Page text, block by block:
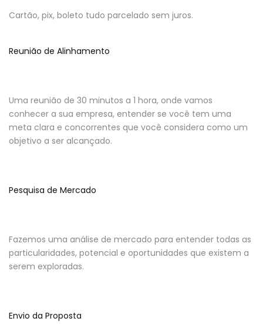
Cartão, pix, boleto tudo parcelado sem juros.
Reunião de Alinhamento
Uma reunião de 30 minutos a 1 hora, onde vamos
conhecer a sua empresa, entender se você tem uma
meta clara e concorrentes que você considera como um
objetivo a ser alcançado.
Pesquisa de Mercado
Fazemos uma análise de mercado para entender todas as
particularidades, potencial e oportunidades que existem a
serem exploradas.
Envio da Proposta